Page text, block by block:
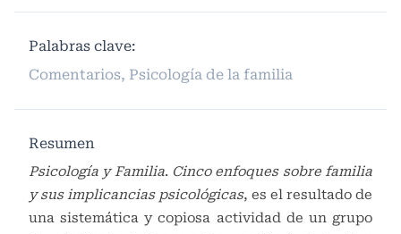
Palabras clave:
Comentarios, Psicología de la familia
Resumen
Psicología y Familia. Cinco enfoques sobre familia
y sus implicancias psicológicas, es el resultado de
una sistemática y copiosa actividad de un grupo